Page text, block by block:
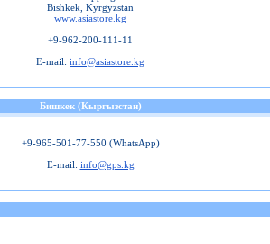
Bishkek, Kyrgyzstan
www.asiastore.kg
+9-962-200-111-11
E-mail: info@asiastore.kg
Бишкек (Кыргызстан)
+9-965-501-77-550 (WhatsApp)
E-mail: info@gps.kg